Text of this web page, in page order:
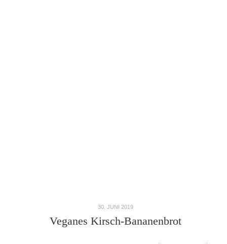
30. JUNI 2019
Veganes Kirsch-Bananenbrot